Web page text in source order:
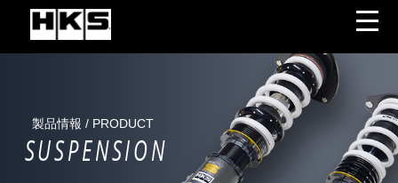
製品情報 / PRODUCT
SUSPENSION